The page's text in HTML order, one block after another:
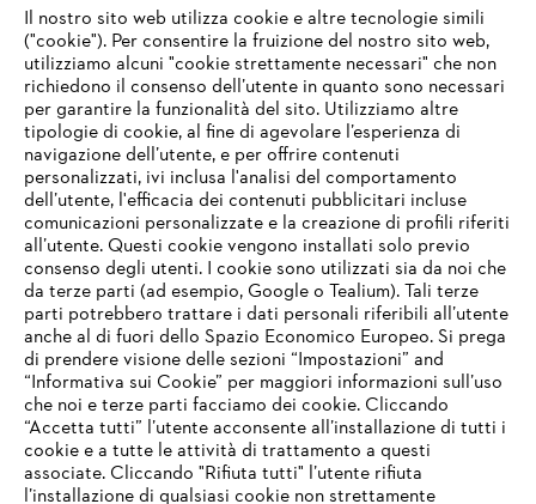
Governance e organizzazione aziendale
Informazioni per i fornitori
I prodotti
Contatto
Carriera
Sistema Whistleblower
Il nostro sito web utilizza cookie e altre tecnologie simili
("cookie"). Per consentire la fruizione del nostro sito web,
utilizziamo alcuni "cookie strettamente necessari" che non
richiedono il consenso dell’utente in quanto sono necessari
per garantire la funzionalità del sito. Utilizziamo altre
tipologie di cookie, al fine di agevolare l’esperienza di
navigazione dell’utente, e per offrire contenuti
personalizzati, ivi inclusa l'analisi del comportamento
dell’utente, l'efficacia dei contenuti pubblicitari incluse
comunicazioni personalizzate e la creazione di profili riferiti
all’utente. Questi cookie vengono installati solo previo
consenso degli utenti. I cookie sono utilizzati sia da noi che
da terze parti (ad esempio, Google o Tealium). Tali terze
parti potrebbero trattare i dati personali riferibili all’utente
anche al di fuori dello Spazio Economico Europeo. Si prega
di prendere visione delle sezioni “Impostazioni” and
“Informativa sui Cookie” per maggiori informazioni sull’uso
che noi e terze parti facciamo dei cookie. Cliccando
“Accetta tutti” l’utente acconsente all’installazione di tutti i
cookie e a tutte le attività di trattamento a questi
associate. Cliccando "Rifiuta tutti" l’utente rifiuta
l’installazione di qualsiasi cookie non strettamente